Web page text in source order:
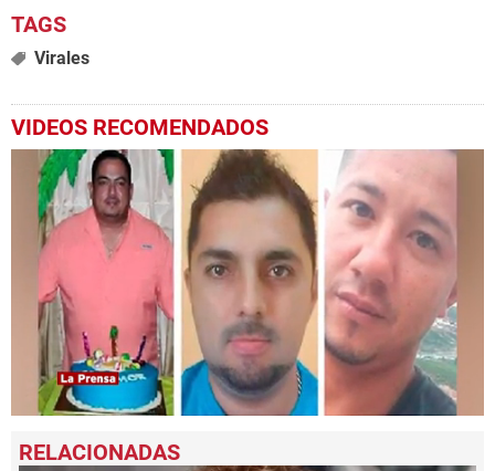
Virales
VIDEOS RECOMENDADOS
seconds
of